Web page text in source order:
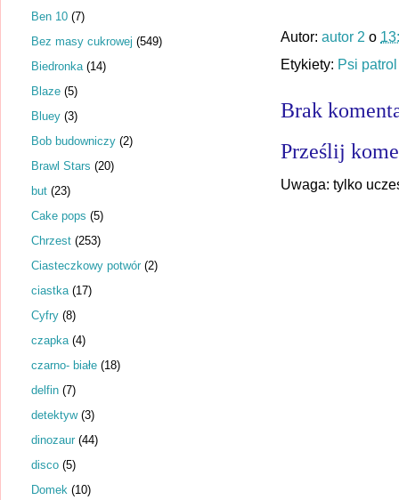
Autor: autor 2 o
Etykiety: Psi patrol
Brak
Prześlij
Uwaga: tylko
Ben 10 (7)
Bez masy cukrowej (549)
Biedronka (14)
Blaze (5)
Bluey (3)
Bob budowniczy (2)
Brawl Stars (20)
but (23)
Cake pops (5)
Chrzest (253)
Ciasteczkowy potwór (2)
ciastka (17)
Cyfry (8)
czapka (4)
czarno- białe (18)
delfin (7)
detektyw (3)
dinozaur (44)
disco (5)
Domek (10)